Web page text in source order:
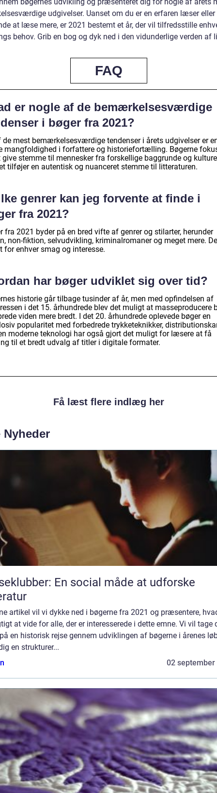
bøgernes udvikling og præsenteret dig for nogle af årets
udgivelser. Uanset om du er en erfaren læser eller
at læse mere, er 2021 bestemt et år, der vil tilfredsstille
behov. Grib en bog og dyk ned i den vidunderlige verden af
FAQ
er nogle af de bemærkelsesværdige
i bøger fra 2021?
de mest bemærkelsesværdige tendenser i årets udgivelser er
mangfoldighed i forfattere og historiefortælling. Bøgerne
give stemme til mennesker fra forskellige baggrunde og
tilføjer en autentisk og nuanceret stemme til litteraturen.
genrer kan jeg forvente at finde i
fra 2021?
fra 2021 byder på en bred vifte af genrer og stilarter, herunder
non-fiktion, selvudvikling, kriminalromaner og meget mere.
for enhver smag og interesse.
har bøger udviklet sig over tid?
historie går tilbage tusinder af år, men med opfindelsen af
i det 15. århundrede blev det muligt at masseproducere
viden mere bredt. I det 20. århundrede oplevede bøger en
popularitet med forbedrede trykketeknikker,
moderne teknologi har også gjort det muligt for læsere at få
til et bredt udvalg af titler i digitale formater.
Få læst flere indlæg her
Nyheder
En social måde at udforske
artikel vil vi dykke ned i bøgerne fra 2021 og præsentere,
at vide for alle, der er interesserede i dette emne. Vi vil tage
en historisk rejse gennem udviklingen af bøgerne i årenes
en strukturer...
02 september